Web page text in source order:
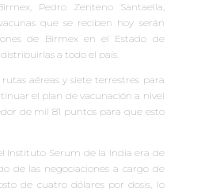
Pedro Zenteno Santaella,
que se reciben hoy serán
de Birmex en el Estado de
a todo el país.
aéreas y siete terrestres para
el plan de vacunación a nivel
de mil 81 puntos para que esto
Instituto Serum de la India era de
de las negociaciones a cargo de
de cuatro dólares por dosis, lo